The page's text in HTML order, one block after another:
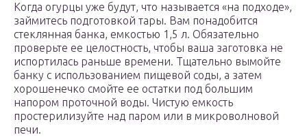
Когда огурцы уже будут, что называется «на подходе»,
займитесь подготовкой тары. Вам понадобится
стеклянная банка, емкостью 1,5 л. Обязательно
проверьте ее целостность, чтобы ваша заготовка не
испортилась раньше времени. Тщательно вымойте
банку с использованием пищевой соды, а затем
хорошенечко смойте ее остатки под большим
напором проточной воды. Чистую емкость
простерилизуйте над паром или в микроволновой
печи.